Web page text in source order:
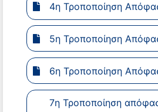
4η Τροποποίηση
5η Τροποποίηση
6η Τροποποίηση
7η Τροποποίηση